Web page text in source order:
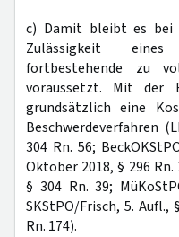
c) Damit bleibt es bei
Zulässigkeit
fortbestehende zu
voraussetzt. Mit der
grundsätzlich eine
Beschwerdeverfahren
304 Rn. 56;
Oktober 2018, § 296
§ 304 Rn. 39;
SKStPO/Frisch, 5. Aufl.,
Rn. 174).